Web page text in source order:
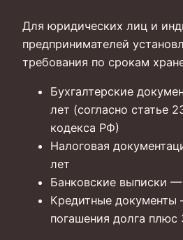
Для юридических лиц и
предпринимателей
требования по срокам
Бухгалтерские
лет (согласно статье
кодекса РФ)
Налоговая
лет
Банковские выписки
Кредитные документы
погашения долга плюс